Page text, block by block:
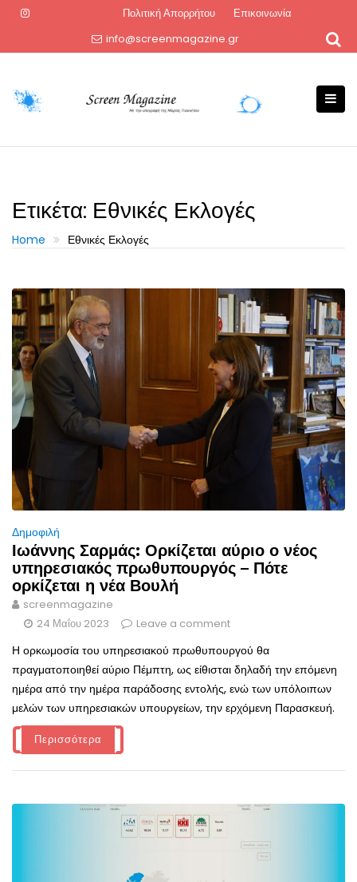
Πολιτική Απορρήτου
Επικοινωνία
info@screenmagazine.gr
Ετικέτα: Εθνικές Εκλογές
Home Εθνικές Εκλογές
Δημοφιλή
Ιωάννης Σαρμάς: Ορκίζεται αύριο ο νέος
υπηρεσιακός πρωθυπουργός – Πότε
ορκίζεται η νέα Βουλή
screenmagazine
24 Μαΐου 2023
Leave a comment
Η ορκωμοσία του υπηρεσιακού πρωθυπουργού θα
πραγματοποιηθεί αύριο Πέμπτη, ως είθισται δηλαδή την επόμενη
ημέρα από την ημέρα παράδοσης εντολής, ενώ των υπόλοιπων
μελών των υπηρεσιακών υπουργείων, την ερχόμενη Παρασκευή.
Περισσότερα